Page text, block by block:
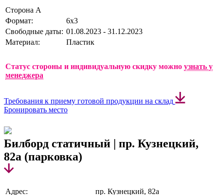
Сторона А
Формат:
6х3
Свободные даты: 01.08.2023 - 31.12.2023
Материал:
Пластик
Статус стороны и индивидуальную скидку можно узнать у
менеджера
Требования к приему готовой продукции на склад
Бронировать место
Билборд статичный | пр. Кузнецкий,
82а (парковка)
Адрес: пр. Кузнецкий, 82а